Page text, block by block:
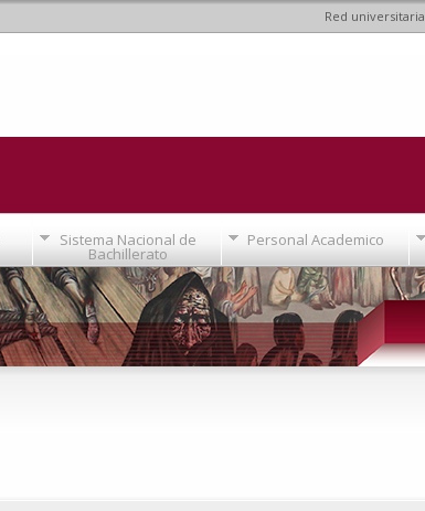
Red universitaria
Sistema Nacional de
Bachillerato
Personal Academico